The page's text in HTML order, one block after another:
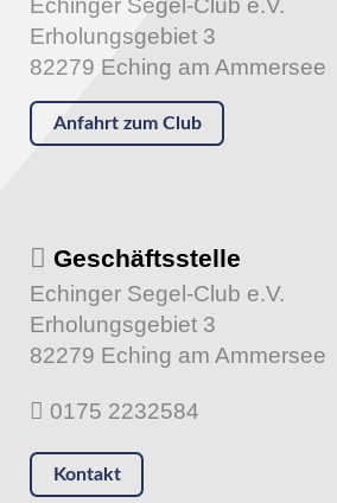
Echinger Segel-Club e.V.
Erholungsgebiet 3
82279 Eching am Ammersee
Anfahrt zum Club
Geschäftsstelle
Echinger Segel-Club e.V.
Erholungsgebiet 3
82279 Eching am Ammersee
0175 2232584
Kontakt